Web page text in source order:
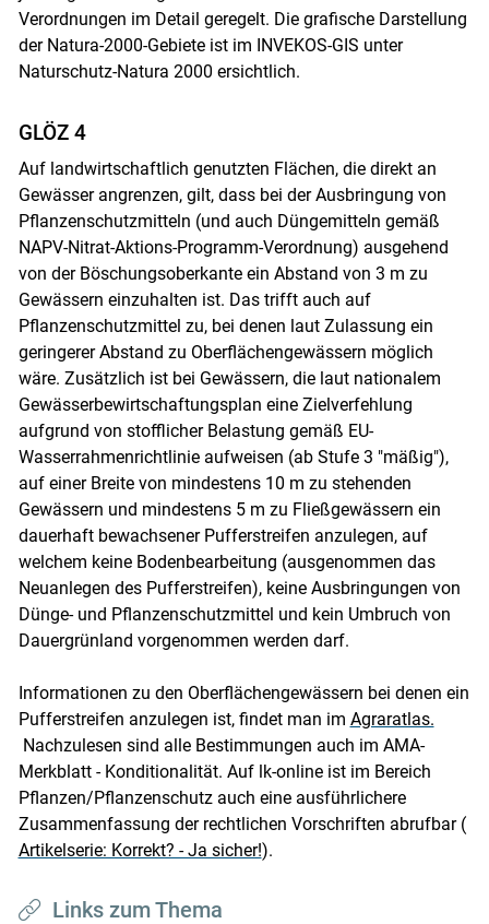
Verordnungen im Detail geregelt. Die grafische Darstellung
der Natura-2000-Gebiete ist im INVEKOS-GIS unter
Naturschutz-Natura 2000 ersichtlich.
GLÖZ 4
Auf landwirtschaftlich genutzten Flächen, die direkt an
Gewässer angrenzen, gilt, dass bei der Ausbringung von
Pflanzenschutzmitteln (und auch Düngemitteln gemäß
NAPV-Nitrat-Aktions-Programm-Verordnung) ausgehend
von der Böschungsoberkante ein Abstand von 3 m zu
Gewässern einzuhalten ist. Das trifft auch auf
Pflanzenschutzmittel zu, bei denen laut Zulassung ein
geringerer Abstand zu Oberflächengewässern möglich
wäre. Zusätzlich ist bei Gewässern, die laut nationalem
Gewässerbewirtschaftungsplan eine Zielverfehlung
aufgrund von stofflicher Belastung gemäß EU-
Wasserrahmenrichtlinie aufweisen (ab Stufe 3 "mäßig"),
auf einer Breite von mindestens 10 m zu stehenden
Gewässern und mindestens 5 m zu Fließgewässern ein
dauerhaft bewachsener Pufferstreifen anzulegen, auf
welchem keine Bodenbearbeitung (ausgenommen das
Neuanlegen des Pufferstreifen), keine Ausbringungen von
Dünge- und Pflanzenschutzmittel und kein Umbruch von
Dauergrünland vorgenommen werden darf.
Informationen zu den Oberflächengewässern bei denen ein
Pufferstreifen anzulegen ist, findet man im Agraratlas.
Nachzulesen sind alle Bestimmungen auch im AMA-
Merkblatt - Konditionalität. Auf lk-online ist im Bereich
Pflanzen/Pflanzenschutz auch eine ausführlichere
Zusammenfassung der rechtlichen Vorschriften abrufbar (
Artikelserie: Korrekt? - Ja sicher!).
Links zum Thema